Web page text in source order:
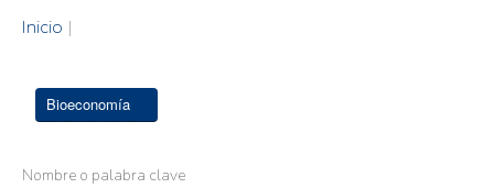
Inicio |
Bioeconomía
Nombre o palabra clave